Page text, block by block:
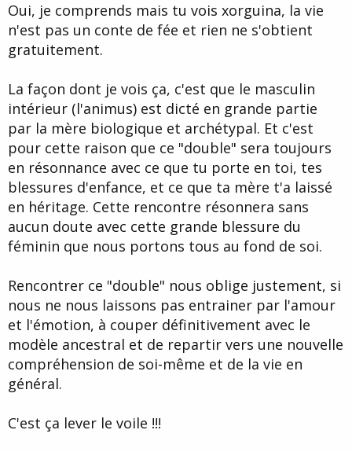
e
Oui, je comprends mais tu vois xorguina, la vie
n'est pas un conte de fée et rien ne s'obtient
gratuitement.
La façon dont je vois ça, c'est que le masculin
intérieur (l'animus) est dicté en grande partie
par la mère biologique et archétypal. Et c'est
pour cette raison que ce "double" sera toujours
en résonnance avec ce que tu porte en toi, tes
blessures d'enfance, et ce que ta mère t'a laissé
en héritage. Cette rencontre résonnera sans
aucun doute avec cette grande blessure du
féminin que nous portons tous au fond de soi.
Rencontrer ce "double" nous oblige justement, si
nous ne nous laissons pas entrainer par l'amour
et l'émotion, à couper définitivement avec le
modèle ancestral et de repartir vers une nouvelle
compréhension de soi-même et de la vie en
général.
C'est ça lever le voile !!!